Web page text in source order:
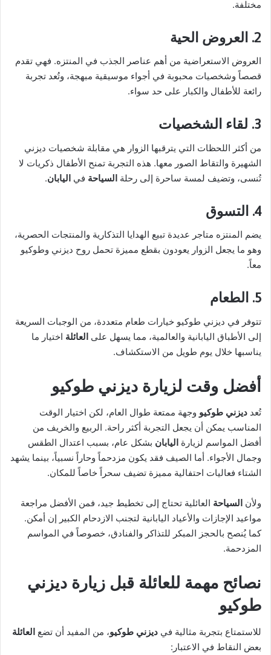
مختلفة.
2. العروض الحية
العروض الاستعراضية من أهم عناصر الجذب في المنتزه. فهي تقدم
قصصاً وشخصيات محبوبة في أجواء موسيقية مبهجة، وتُعد تجربة
رائعة للأطفال والكبار على حد سواء.
3. لقاء الشخصيات
من أكثر اللحظات التي يترقبها الزوار هي مقابلة شخصيات ديزني
الشهيرة والتقاط الصور معها. هذه التجربة تمنح الأطفال ذكريات لا
تُنسى، وتضيف لمسة ساحرة إلى رحلة السياحة في اليابان.
4. التسوق
يضم المنتزه متاجر عديدة تبيع الهدايا التذكارية والمنتجات الحصرية،
وهو ما يجعل الزوار يعودون بقطع مميزة تحمل روح ديزني وطوكيو
معاً.
5. الطعام
تتوفر في ديزني طوكيو خيارات طعام متعددة، من الوجبات السريعة
إلى الأطباق اليابانية والعالمية، مما يسهل على العائلة اختيار ما
يناسبها خلال يوم طويل من الاستكشاف.
أفضل وقت لزيارة ديزني طوكيو
تُعد ديزني طوكيو وجهة ممتعة طوال العام، لكن اختيار الوقت
المناسب يمكن أن يجعل التجربة أكثر راحة. الربيع والخريف من
أفضل المواسم لزيارة اليابان بشكل عام، بسبب اعتدال الطقس
وجمال الأجواء. أما الصيف فقد يكون مزدحماً وحاراً نسبياً، بينما يشهد
الشتاء فعاليات احتفالية مميزة تضيف سحراً خاصاً للمكان.
ولأن السياحة العائلية تحتاج إلى تخطيط جيد، فمن الأفضل مراجعة
مواعيد الإجازات والأعياد اليابانية لتجنب الازدحام الكبير إن أمكن.
كما يُنصح بالحجز المبكر للتذاكر والفنادق، خصوصاً في المواسم
المزدحمة.
نصائح مهمة للعائلة قبل زيارة ديزني
طوكيو
للاستمتاع بتجربة مثالية في ديزني طوكيو، من المفيد أن تضع العائلة
بعض النقاط في الاعتبار: